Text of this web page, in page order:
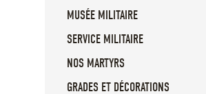
MUSÉE MILITAIRE
SERVICE MILITAIRE
NOS MARTYRS
GRADES ET DÉCORATIONS